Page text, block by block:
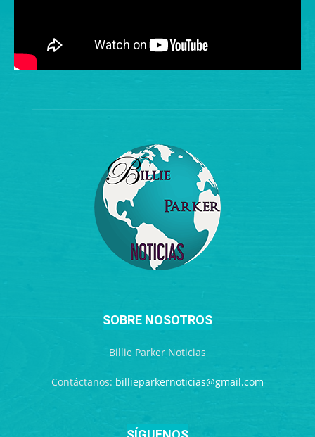
SOBRE NOSOTROS
Billie Parker Noticias
Contáctanos: billieparkernoticias@gmail.com